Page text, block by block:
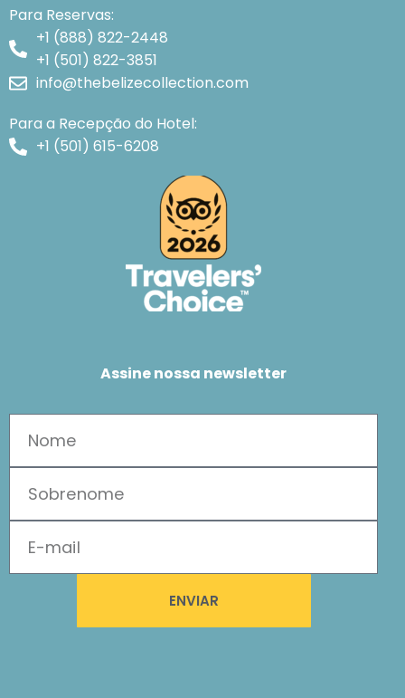
Para Reservas:
+1 (888) 822-2448
+1 (501) 822-3851
info@thebelizecollection.com
Para a Recepção do Hotel:
+1 (501) 615-6208
Assine nossa newsletter
ENVIAR